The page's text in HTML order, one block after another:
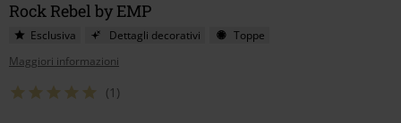
Rock Rebel by EMP
Esclusiva Dettagli decorativi
Toppe
Maggiori informazioni
(1)